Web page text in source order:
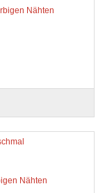
Nähten
Nähten